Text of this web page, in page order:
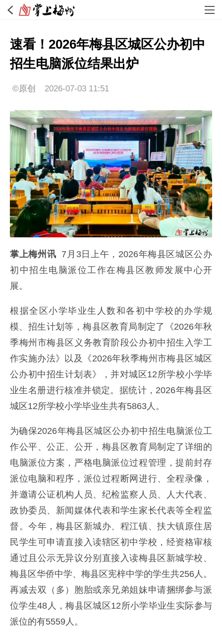
速看！2026年梅县区城区公办初中
招生电脑派位结果出炉
©原创 2026-07-03 11:51
掌上梅州讯 7月3日上午，2026年梅县区城区公办
初中招生电脑派位工作在梅县区教师发展中心开
展。
根据全区小学毕业生人数和各初中学校的办学规
模、招生计划等，梅县区教育局制定了《2026年秋
季梅州市梅县区义务教育阶段公办初中招生入学工
作实施办法》以及《2026年秋季梅州市梅县区城区
公办初中招生计划表》，并对城区12所学校小学毕
业生名册进行核准并锁定。 据统计，2026年梅县区
城区12所学校小学毕业生共有5863人。
为确保2026年梅县区城区公办初中招生电脑派位工
作公平、公正、公开，梅县区教育局制定了详细的
电脑派位方案，严格电脑派位过程管理，提前封存
派位电脑和程序，派位过程断网进行、全程录像，
并邀请公证机构人员、纪检监察人员、人大代表、
政协委员、新闻媒体代表和学生家长代表等全程监
督。今年，梅县区新城办、程江镇、扶大镇原住居
民学生可申请直接入读辖区初中学校，经资格审核
通过且公示无异议分别直接入读梅县区新城学校、
梅县区华侨中学、梅县区宪梓中学的学生共256人。
再减去双（多）胞胎或亲兄弟姐妹申请捆绑参与派
位学生48人，梅县区城区12所小学毕业生实际参与
派位的有5559人。